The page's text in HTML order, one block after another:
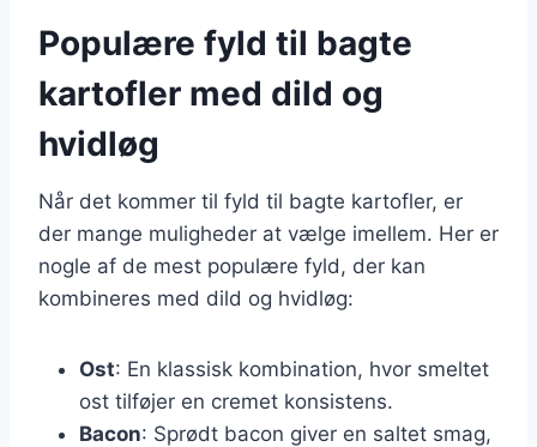
Populære fyld til bagte
kartofler med dild og
hvidløg
Når det kommer til fyld til bagte kartofler, er
der mange muligheder at vælge imellem. Her er
nogle af de mest populære fyld, der kan
kombineres med dild og hvidløg:
Ost: En klassisk kombination, hvor smeltet
ost tilføjer en cremet konsistens.
Bacon: Sprødt bacon giver en saltet smag,